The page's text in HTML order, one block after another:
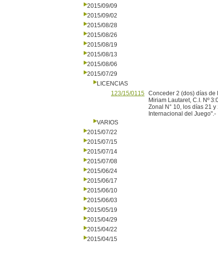
2015/09/09
2015/09/02
2015/08/28
2015/08/26
2015/08/19
2015/08/13
2015/08/06
2015/07/29
LICENCIAS
123/15/0115 Conceder 2 (dos) días
Miriam Lautaret, C.I. Nº
Zonal N° 10, los días 21
Internacional del Juego".-
VARIOS
2015/07/22
2015/07/15
2015/07/14
2015/07/08
2015/06/24
2015/06/17
2015/06/10
2015/06/03
2015/05/19
2015/04/29
2015/04/22
2015/04/15